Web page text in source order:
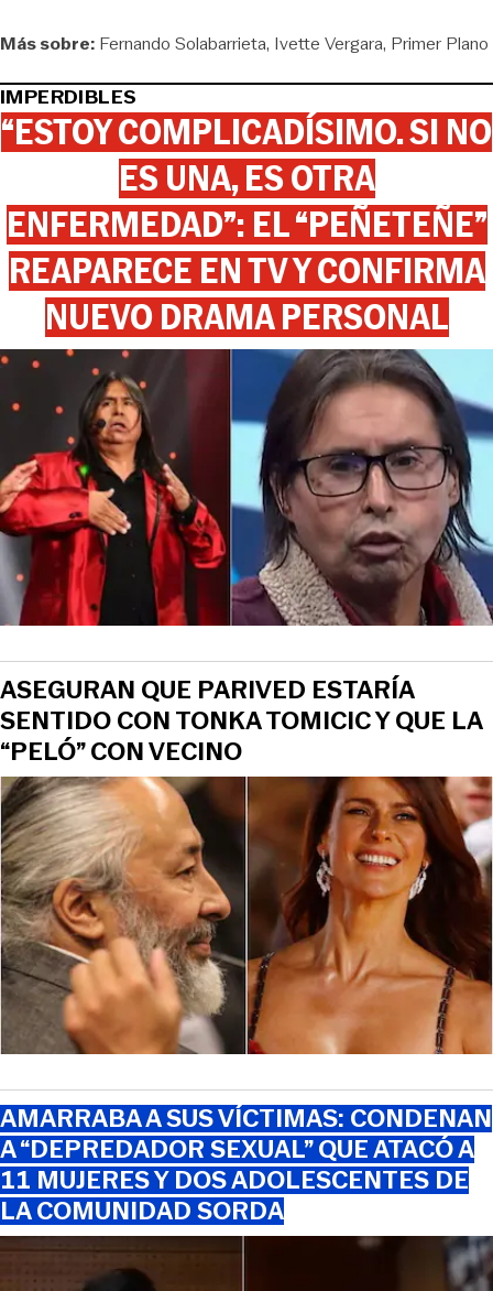
Más sobre: Fernando Solabarrieta Ivette Vergara Primer Plano
IMPERDIBLES
“ESTOY COMPLICADÍSIMO. SI NO
ES UNA, ES OTRA
ENFERMEDAD”: EL “PEÑETEÑE”
REAPARECE EN TV Y CONFIRMA
NUEVO DRAMA PERSONAL
ASEGURAN QUE PARIVED ESTARÍA
SENTIDO CON TONKA TOMICIC Y QUE LA
“PELÓ” CON VECINO
AMARRABA A SUS VÍCTIMAS: CONDENAN
A “DEPREDADOR SEXUAL” QUE ATACÓ A
11 MUJERES Y DOS ADOLESCENTES DE
LA COMUNIDAD SORDA